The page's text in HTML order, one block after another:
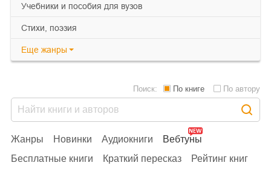
учебники и пособия для вузов
cтихи, поэзия
Еще жанры
Жанры Новинки Аудиокниги
Вебтуны
Бесплатные книги
Краткий пересказ
Рейтинг книг
Поиск: По книге По автору